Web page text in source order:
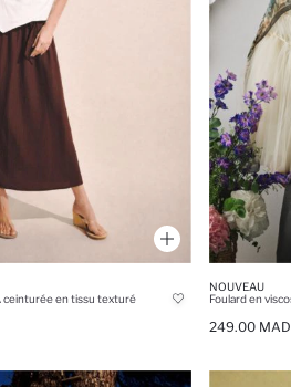
ceinturée en tissu texturé
NOUVEAU
249.00 MAD